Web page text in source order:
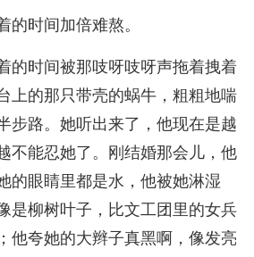
的时间加倍难熬。
的时间被那吱呀吱呀声拖着拽着
上的那只带壳的蜗牛，粗粗地喘
步路。她听出来了，他现在是越
不能忍她了。刚结婚那会儿，他
的眼睛里都是水，他被她淋湿
是柳树叶子，比文工团里的女兵
他夸她的大辫子真黑啊，像发亮